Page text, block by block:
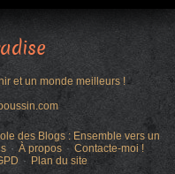
et un monde meilleurs !
des Blogs : Ensemble vers un
À propos
Contacte-moi !
Plan du site